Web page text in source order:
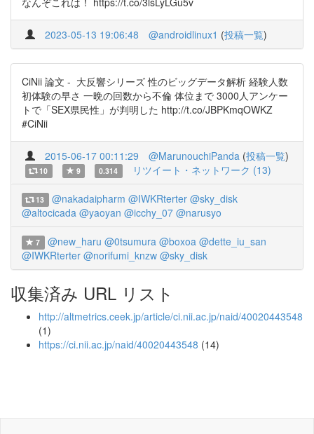
2023-05-13 19:06:48 @androidlinux1 (投稿一覧)
CiNii 論文 - 大反響シリーズ 性のビッグデータ解析 経験人数
初体験の早さ 一晩の回数から不倫 体位まで 3000人アンケー
トで「SEX県民性」が判明した http://t.co/JBPKmqOWKZ
#CiNii
2015-06-17 00:11:29 @MarunouchiPanda (投稿一覧)
10 9 0.314 リツイート・ネットワーク (13)
13 @nakadaipharm @IWKRterter @sky_disk
@altocicada @yaoyan @icchy_07 @narusyo
7 @new_haru @0tsumura @boxoa @dette_iu_san
@IWKRterter @norifumi_knzw @sky_disk
収集済み URL リスト
http://altmetrics.ceek.jp/article/ci.nii.ac.jp/naid/40020443548
(1)
https://ci.nii.ac.jp/naid/40020443548 (14)